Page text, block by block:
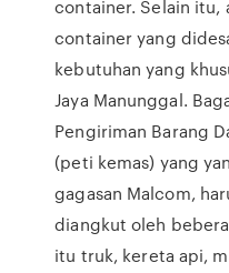
container. Selain itu,
container yang
kebutuhan yang
Jaya Manunggal.
Pengiriman Barang
(peti kemas) yang
gagasan Malcom,
diangkut oleh
itu truk, kereta api,